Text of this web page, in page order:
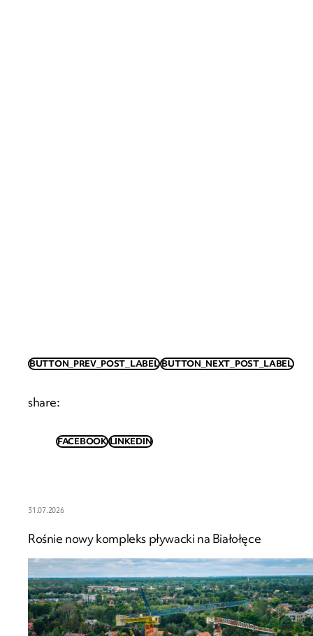
BUTTON_PREV_POST_LABEL BUTTON_NEXT_POST_LABEL
share:
FACEBOOK LINKEDIN
31.07.2026
Rośnie nowy kompleks pływacki na Białołęce